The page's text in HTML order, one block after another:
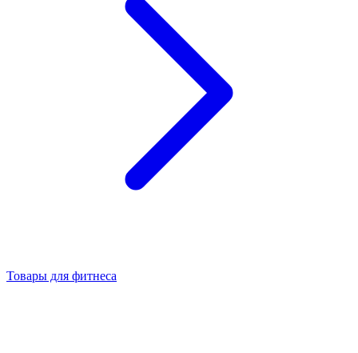
Товары для фитнеса